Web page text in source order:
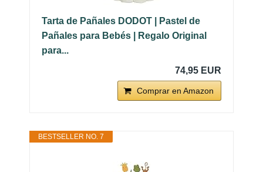
Tarta de Pañales DODOT | Pastel de
Pañales para Bebés | Regalo Original
para...
74,95 EUR
Comprar en Amazon
BESTSELLER NO. 7